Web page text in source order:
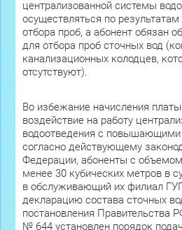
централизованной системы
осуществляться по
отбора проб, а абонент обязан
для отбора проб сточных вод
канализационных колодцев,
отсутствуют).
Во избежание начисления
воздействие на работу
водоотведения с
согласно действующему
Федерации, абоненты с
менее 30 кубических метров в
в обслуживающий их филиал
декларацию состава сточных
постановления Правительства
№ 644 установлен порядок